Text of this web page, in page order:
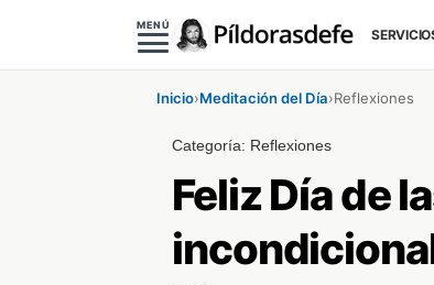
MENÚ
Inicio›Meditación del Día›Reflexiones
Categoría: Reflexiones
Feliz Día de